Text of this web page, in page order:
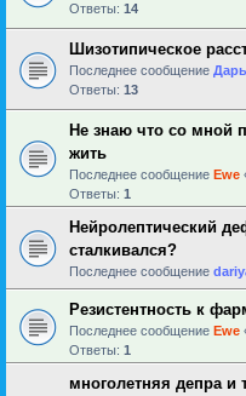
Ответы: 14
Шизотипическое
Последнее сообщение
Ответы: 13
Не знаю что со мной
жить
Последнее сообщение Ewe
Ответы: 1
Нейролептический
сталкивался?
Последнее сообщение
Резистентность к
Последнее сообщение Ewe
Ответы: 1
многолетняя депра и